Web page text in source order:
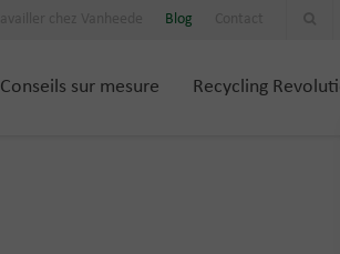
Blog
Conseils sur mesure Recycling